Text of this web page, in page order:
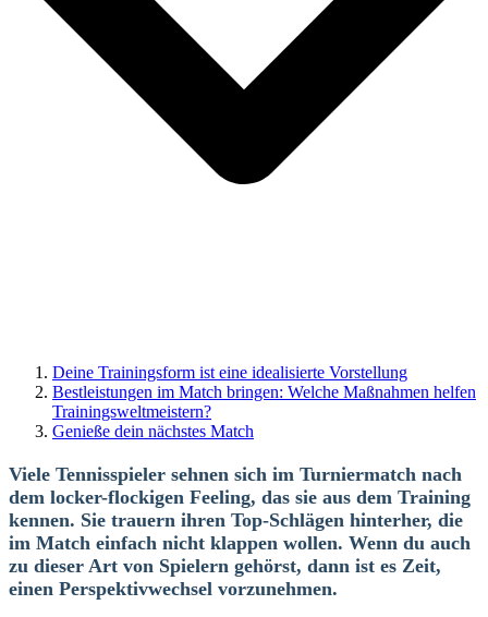
Deine Trainingsform ist eine idealisierte Vorstellung
Bestleistungen im Match bringen: Welche Maßnahmen helfen
Trainingsweltmeistern?
Genieße dein nächstes Match
Viele Tennisspieler sehnen sich im Turniermatch nach
dem locker-flockigen Feeling, das sie aus dem Training
kennen. Sie trauern ihren Top-Schlägen hinterher, die
im Match einfach nicht klappen wollen. Wenn du auch
zu dieser Art von Spielern gehörst, dann ist es Zeit,
einen Perspektivwechsel vorzunehmen.